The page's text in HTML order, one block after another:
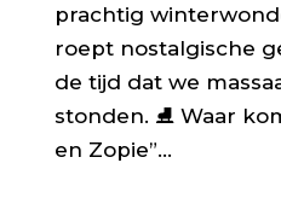
prachtig
roept nostalgische
de tijd dat we
stonden. ⛸️ Waar
en Zopie”...